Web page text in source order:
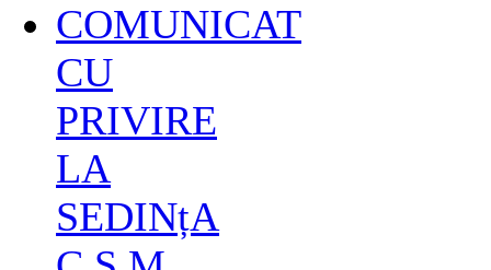
COMUNICAT
CU
PRIVIRE
LA
SEDINțA